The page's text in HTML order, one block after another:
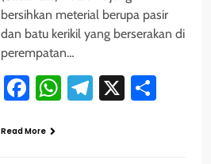
bersihkan meterial berupa pasir
dan batu kerikil yang berserakan di
perempatan…
Facebook
WhatsApp
Telegram
X
Read More